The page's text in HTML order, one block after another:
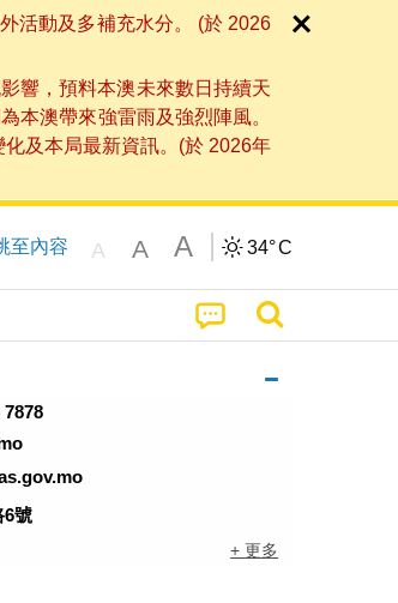
活動及多補充水分。 (於 2026
響，預料本澳未來數日持續天
本澳帶來強雷雨及強烈陣風。
及本局最新資訊。(於 2026年
至內容 A A A 34°C
7878
6號
+ 更多